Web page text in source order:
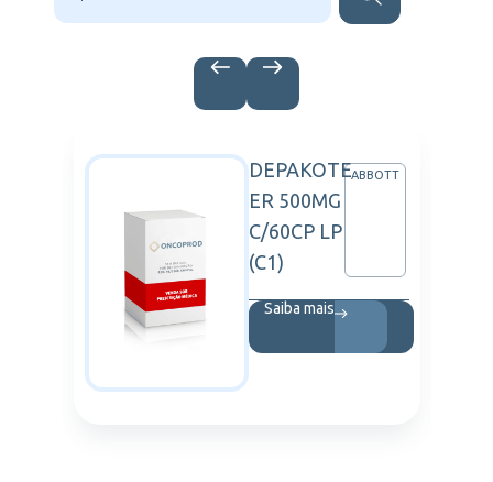
DEPAKOTE
ER 500MG
C/60CP LP
(C1)
ABBOTT
Saiba mais